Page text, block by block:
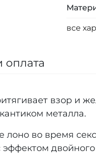
все
оплата
взор и
металла.
лоно во время